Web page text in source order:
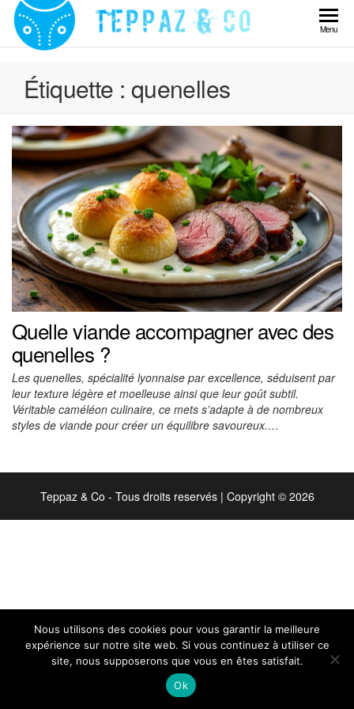
Skip
content
Teppaz
Menu
Étiquette : quenelles
Quelle viande accompagner avec des
quenelles ?
Les quenelles, spécialité lyonnaise par excellence, séduisent par
leur texture légère et moelleuse ainsi que leur goût subtil.
Véritable caméléon culinaire, ce mets s’adapte à de nombreux
styles de viande pour créer un équilibre savoureux.…
Teppaz & Co - Tous droits reservés | Copyright © 2026
Nous utilisons des cookies pour vous garantir la meilleure
expérience sur notre site web. Si vous continuez à utiliser ce
site, nous supposerons que vous en êtes satisfait.
Ok